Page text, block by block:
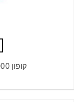
קופון 3000 LS - מעכב בעירה - טמבור